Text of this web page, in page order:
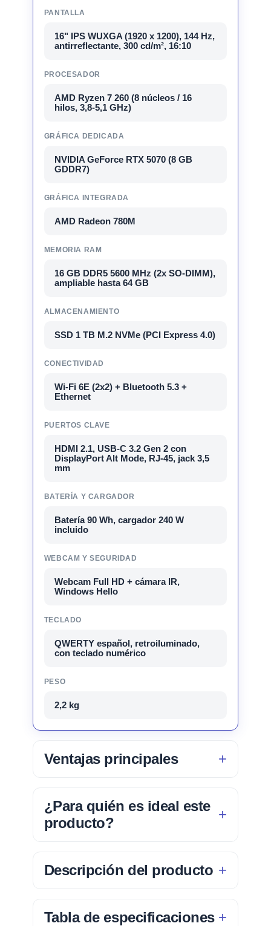
PANTALLA
16" IPS WUXGA (1920 x 1200), 144 Hz,
antirreflectante, 300 cd/m², 16:10
PROCESADOR
AMD Ryzen 7 260 (8 núcleos / 16
hilos, 3,8-5,1 GHz)
GRÁFICA DEDICADA
NVIDIA GeForce RTX 5070 (8 GB
GDDR7)
GRÁFICA INTEGRADA
AMD Radeon 780M
MEMORIA RAM
16 GB DDR5 5600 MHz (2x SO-DIMM),
ampliable hasta 64 GB
ALMACENAMIENTO
SSD 1 TB M.2 NVMe (PCI Express 4.0)
CONECTIVIDAD
Wi-Fi 6E (2x2) + Bluetooth 5.3 +
Ethernet
PUERTOS CLAVE
HDMI 2.1, USB-C 3.2 Gen 2 con
DisplayPort Alt Mode, RJ-45, jack 3,5
mm
BATERÍA Y CARGADOR
Batería 90 Wh, cargador 240 W
incluido
WEBCAM Y SEGURIDAD
Webcam Full HD + cámara IR,
Windows Hello
TECLADO
QWERTY español, retroiluminado,
con teclado numérico
PESO
2,2 kg
Ventajas principales
¿Para quién es ideal este
producto?
Descripción del producto
Tabla de especificaciones